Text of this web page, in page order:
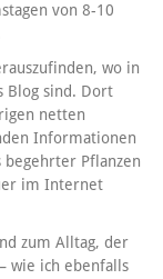
von 8-10
wo in
Blog sind. Dort
netten
Informationen
begehrter Pflanzen
im Internet
zum Alltag, der
wie ich ebenfalls